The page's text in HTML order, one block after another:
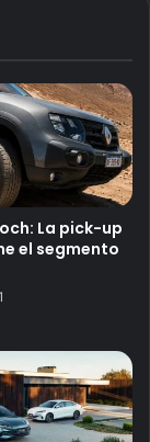
La pick-up
el segmento